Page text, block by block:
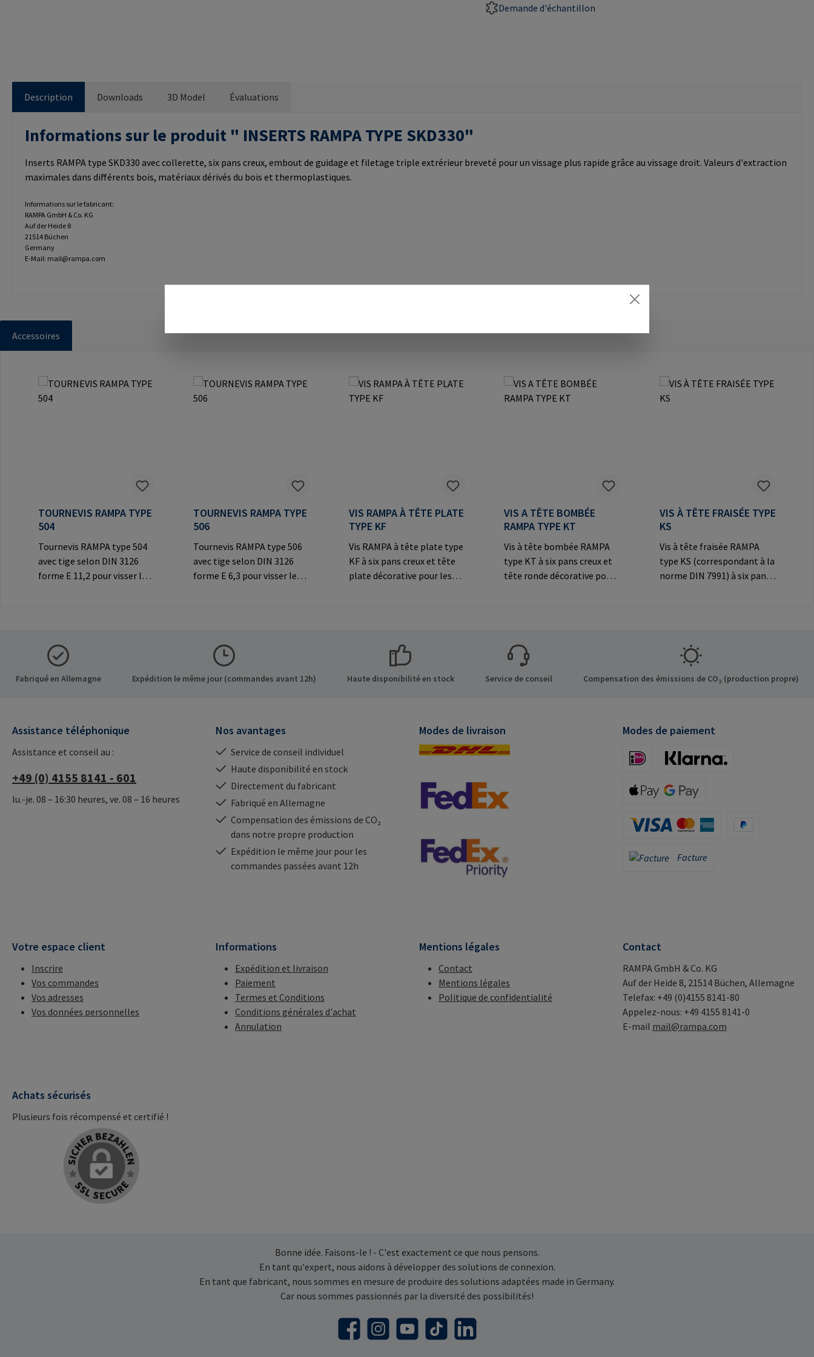
Demande d'échantillon
Description Downloads 3D Model Évaluations
Informations sur le produit " INSERTS RAMPA TYPE SKD330"
Inserts RAMPA type SKD330 avec collerette, six pans creux, embout de guidage et filetage triple extrérieur breveté pour un vissage plus rapide grâce au vissage droit. Valeurs d'extraction
maximales dans différents bois, matériaux dérivés du bois et thermoplastiques.
Informations sur le fabricant:
RAMPA GmbH & Co. KG
Auf der Heide 8
21514 Büchen
Germany
E-Mail: mail@rampa.com
Accessoires
TOURNEVIS RAMPA TYPE
504
Tournevis RAMPA type 504
avec tige selon DIN 3126
forme E 11,2 pour visser les
RAMPA.Informations sur le
fabricant: RAMPA GmbH &
Co. KG Auf der Heide 8 21514
TOURNEVIS RAMPA TYPE
506
Tournevis RAMPA type 506
avec tige selon DIN 3126
forme E 6,3 pour visser les
RAMPA.Informations sur le
fabricant: RAMPA GmbH &
Co. KG Auf der Heide 8 21514
VIS RAMPA À TÊTE PLATE
TYPE KF
Vis RAMPA à tête plate type
KF à six pans creux et tête
plate décorative pour les
Büchen Germany E-Mail:
mail@rampa.com
VIS A TÊTE BOMBÉE
RAMPA TYPE KT
Vis à tête bombée RAMPA
type KT à six pans creux et
tête ronde décorative pour
Büchen Germany E-Mail:
mail@rampa.com
VIS À TÊTE FRAISÉE TYPE
KS
Vis à tête fraisée RAMPA
type KS (correspondant à la
norme DIN 7991) à six pans
fabricant: RAMPA GmbH &
Co. KG Auf der Heide 8 21514
Büchen Germany E-Mail:
Fabriqué en Allemagne Expédition le même jour (commandes avant 12h) Haute disponibilité en stock Service de conseil Compensation des émissions de CO₂ (production propre)
Assistance téléphonique
Assistance et conseil au :
+49 (0) 4155 8141 - 601
lu.-je. 08 – 16:30 heures, ve. 08 – 16 heures
Nos avantages
Service de conseil individuel
Haute disponibilité en stock
Directement du fabricant
Fabriqué en Allemagne
Compensation des émissions de CO₂
dans notre propre production
Expédition le même jour pour les
commandes passées avant 12h
Modes de livraison Modes de paiement
Facture
Facture
Votre espace client
Inscrire
Vos commandes
Vos adresses
Vos données personnelles
Informations
Expédition et livraison
Paiement
Termes et Conditions
Conditions générales d'achat
Annulation
Mentions légales
Contact
Mentions légales
Politique de confidentialité
Contact
RAMPA GmbH & Co. KG
Auf der Heide 8, 21514 Büchen, Allemagne
Telefax: +49 (0)4155 8141-80
Appelez-nous: +49 4155 8141-0
E-mail mail@rampa.com
Achats sécurisés
Plusieurs fois récompensé et certifié !
Bonne idée. Faisons-le ! - C'est exactement ce que nous pensons.
En tant qu'expert, nous aidons à développer des solutions de connexion.
En tant que fabricant, nous sommes en mesure de produire des solutions adaptées made in Germany.
Car nous sommes passionnés par la diversité des possibilités!
FacebookInstagramYouTubeTikTok LinkedIn